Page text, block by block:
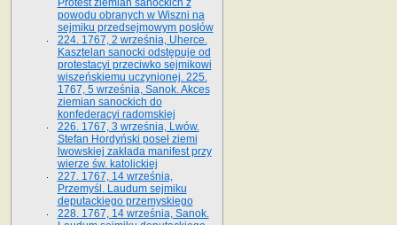
Protest ziemian sanockich z
powodu obranych w Wiszni na
sejmiku przedsejmo­wym posłów
224. 1767, 2 września, Uherce.
Kasztelan sanocki odstępuje od
protestacyi przeciwko sejmikowi
wiszeńskiemu uczynionej. 225.
1767, 5 września, Sanok. Akces
ziemian sanockich do
konfederacyi radomskiej
226. 1767, 3 września, Lwów.
Stefan Hordyński poseł ziemi
lwowskiej zakłada manifest przy
wierze św. ka­tolickiej
227. 1767, 14 września,
Przemyśl. Laudum sejmiku
deputackiego przemyskiego
228. 1767, 14 września, Sanok.